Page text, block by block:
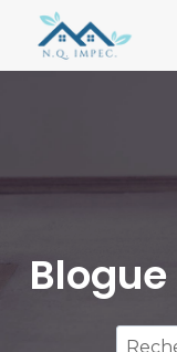
Aller
contenu
Blogue